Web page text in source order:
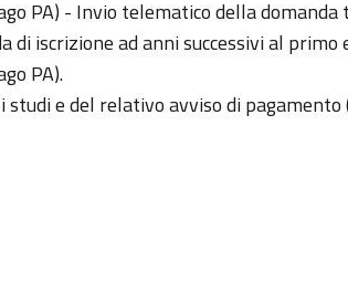
PA) - Invio telematico della domanda
di iscrizione ad anni successivi al primo
PA).
e del relativo avviso di pagamento